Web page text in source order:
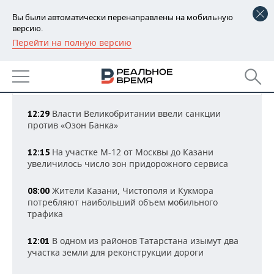
Вы были автоматически перенаправлены на мобильную
версию.
Перейти на полную версию
РЕГИОНЫ
БАШКОРТОСТАН
УДМУРТИЯ
НОВОСТИ
НОВОСТИ АНАЛИТИКИ
ДЕКЛАРАЦИИ О ДОХОДАХ
ВУЗЫ ТАТАРСТАНА
КОМУ ПРИНАДЛЕЖАТ
ТОРГОВЫЕ ЦЕНТРЫ
ТАТАРСТАНА
ЭКОНОМИКА
НОВОСТИ ЭКОНОМИКИ
БАНКИ
БЮДЖЕТ
ПРОМЫШЛЕННОСТЬ
ПРОМЫШЛЕННОСТИ
АГРОПРОМ
МАШИНОСТРОЕНИЕ
НЕДВИЖИМОСТЬ
НОВОСТИ НЕДВИЖИМОСТИ
АВТО
НОВОСТИ АВТО
БИЗНЕС
13:22 МСК Все новости
12:29 Власти Великобритании ввели санкции
против «Озон Банка»
12:15 На участке М-12 от Москвы до Казани
увеличилось число зон придорожного сервиса
08:00 Жители Казани, Чистополя и Кукмора
потребляют наибольший объем мобильного
трафика
12:01 В одном из районов Татарстана изымут два
участка земли для реконструкции дороги